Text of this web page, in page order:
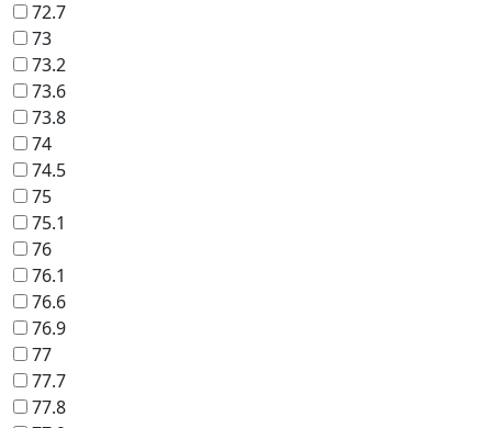
72.7
73
73.2
73.6
73.8
74
74.5
75
75.1
76
76.1
76.6
76.9
77
77.7
77.8